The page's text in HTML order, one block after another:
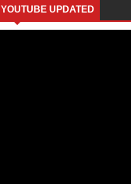
YOUTUBE UPDATED